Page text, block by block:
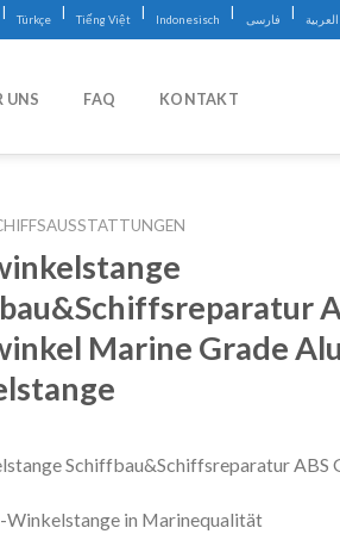
| Türkçe | Tiếng Việt | Indonesisch | فارسی | العربية
UNS FAQ KONTAKT
Marine Grade
Schiffbau&Schiffsreparatur ABS
Winkelstange in Marinequalität